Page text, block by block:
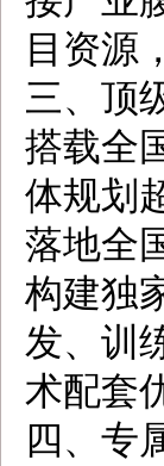
目资源
三、顶
搭载全
体规划
落地全
构建独
发、训
术配套
四、专